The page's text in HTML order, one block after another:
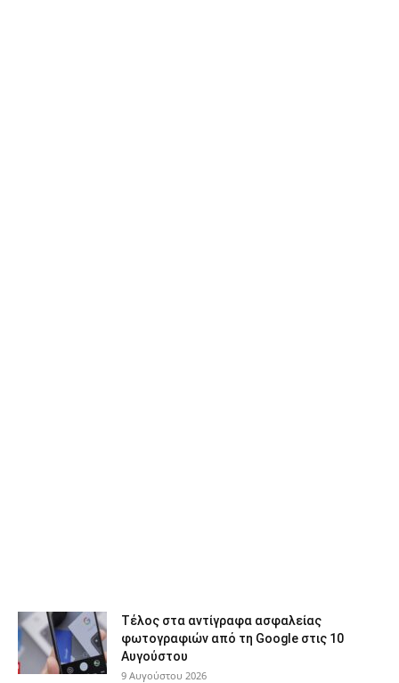
Τέλος στα αντίγραφα ασφαλείας
φωτογραφιών από τη Google στις 10
Αυγούστου
9 Αυγούστου 2026